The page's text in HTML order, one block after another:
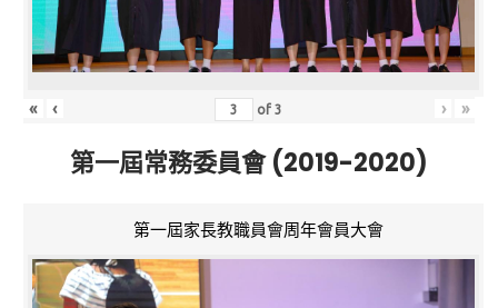
« ‹ of3 › »
第一屆常務委員會 (2019-2020)
第一屆家長教職員會周年會員大會